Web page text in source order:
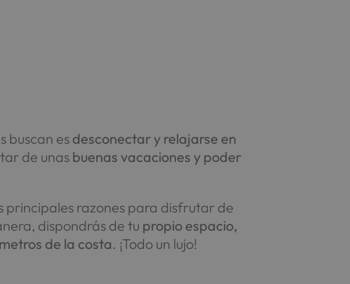
buscan es desconectar y relajarse en
de unas buenas vacaciones y poder
principales razones para disfrutar de
dispondrás de tu propio espacio,
de la costa. ¡Todo un lujo!